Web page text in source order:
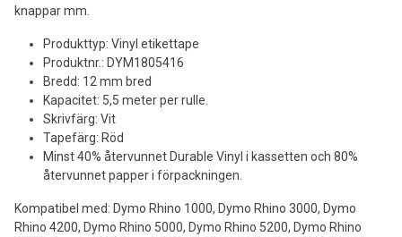
knappar mm.
Produkttyp: Vinyl etikettape
Produktnr.: DYM1805416
Bredd: 12 mm bred
Kapacitet: 5,5 meter per rulle.
Skrivfärg: Vit
Tapefärg: Röd
Minst 40% återvunnet Durable Vinyl i kassetten och 80%
återvunnet papper i förpackningen.
Kompatibel med: Dymo Rhino 1000, Dymo Rhino 3000, Dymo
Rhino 4200, Dymo Rhino 5000, Dymo Rhino 5200, Dymo Rhino